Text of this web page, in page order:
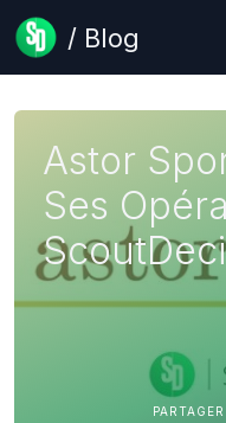
/ Blog
Astor
Ses
PARTAGER